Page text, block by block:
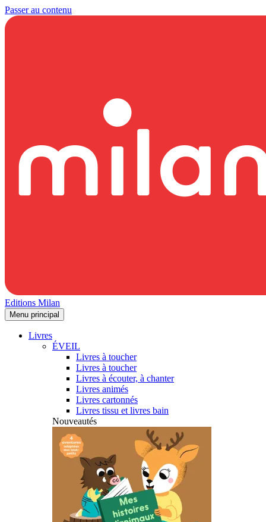
Passer au contenu
Editions Milan
Menu principal
Livres
ÉVEIL
Livres à toucher
Livres à toucher
Livres à écouter, à chanter
Livres animés
Livres cartonnés
Livres tissu et livres bain
Nouveautés